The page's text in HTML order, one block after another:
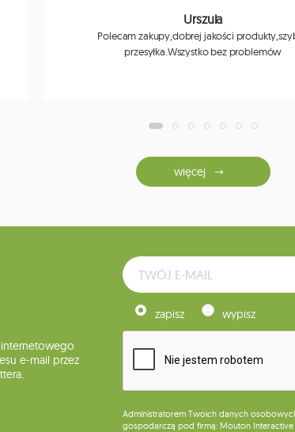
Urszula
Polecam zakupy,dobrej jakości
przesyłka.Wszystko bez problemów
więcej
e-mail przez
zapisz wypisz
Administratorem Twoich danych
gospodarczą pod firmą: Mouton Interactive